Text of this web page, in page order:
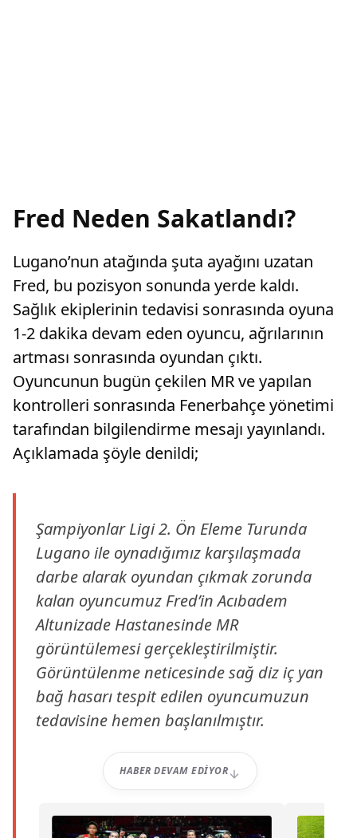
Fred Neden Sakatlandı?
Lugano’nun atağında şuta ayağını uzatan
Fred, bu pozisyon sonunda yerde kaldı.
Sağlık ekiplerinin tedavisi sonrasında oyuna
1-2 dakika devam eden oyuncu, ağrılarının
artması sonrasında oyundan çıktı.
Oyuncunun bugün çekilen MR ve yapılan
kontrolleri sonrasında Fenerbahçe yönetimi
tarafından bilgilendirme mesajı yayınlandı.
Açıklamada şöyle denildi;
Şampiyonlar Ligi 2. Ön Eleme Turunda
Lugano ile oynadığımız karşılaşmada
darbe alarak oyundan çıkmak zorunda
kalan oyuncumuz Fred’in Acıbadem
Altunizade Hastanesinde MR
görüntülemesi gerçekleştirilmiştir.
Görüntülenme neticesinde sağ diz iç yan
bağ hasarı tespit edilen oyuncumuzun
tedavisine hemen başlanılmıştır.
HABER DEVAM EDIYOR